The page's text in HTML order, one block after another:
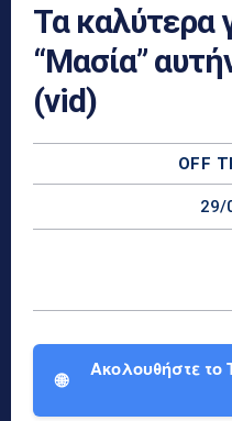
Τα καλύτερα
“Μασία”
(vid)
OFF
29/
🌐
Ακολουθήστε το